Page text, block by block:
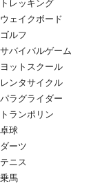
トレッキング
ウェイクボード
ゴルフ
サバイバルゲーム
ヨットスクール
レンタサイクル
パラグライダー
トランポリン
卓球
ダーツ
テニス
乗馬